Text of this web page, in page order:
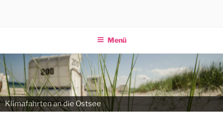
Menü
Klimafahrten an die Ostsee